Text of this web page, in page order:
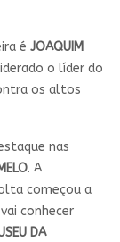
é JOAQUIM
o líder do
os altos
nas
. A
começou a
conhecer
DA